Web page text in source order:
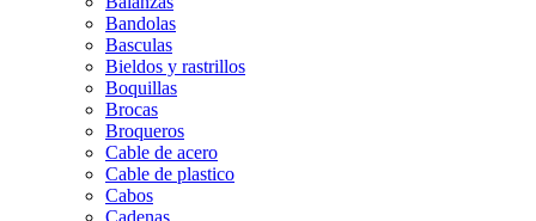
Bandolas
Basculas
Bieldos y rastrillos
Boquillas
Brocas
Broqueros
Cable de acero
Cable de plastico
Cabos
Cadenas